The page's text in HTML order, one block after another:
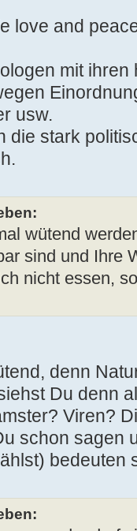
love and
mit ihren
usw.
die stark
wütend
sind und Ihre
nicht essen,
denn
Du denn
Viren?
schon sagen
bedeuten